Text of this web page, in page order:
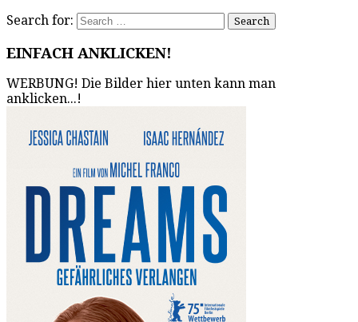
Search for:
EINFACH ANKLICKEN!
WERBUNG! Die Bilder hier unten kann man
anklicken...!